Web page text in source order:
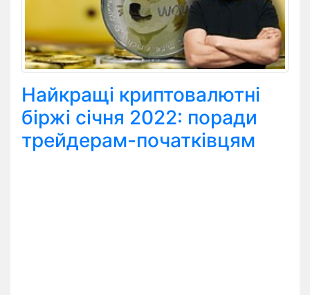
Найкращі криптовалютні
біржі січня 2022: поради
трейдерам-початківцям